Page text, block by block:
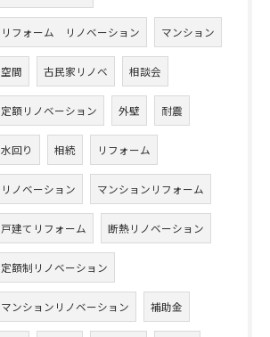
リフォーム リノベーション マンション
空間 古民家リノベ 相談会
定額リノベーション 外壁 耐震
水回り 相続 リフォーム
リノベーション マンションリフォーム
戸建てリフォーム 断熱リノベーション
定額制リノベーション
マンションリノベーション 補助金